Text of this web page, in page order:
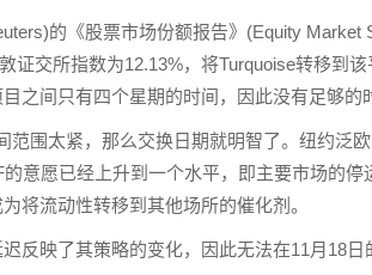
的《股票市场份额报告》(Equity
证交所指数为12.13%，将Turquoise转移到
之间只有四个星期的时间，因此没有足够的
范围太紧，那么交换日期就明智了。纽约泛
意愿已经上升到一个水平，即主要市场的
将流动性转移到其他场所的催化剂。
反映了其策略的变化，因此无法在11月18日